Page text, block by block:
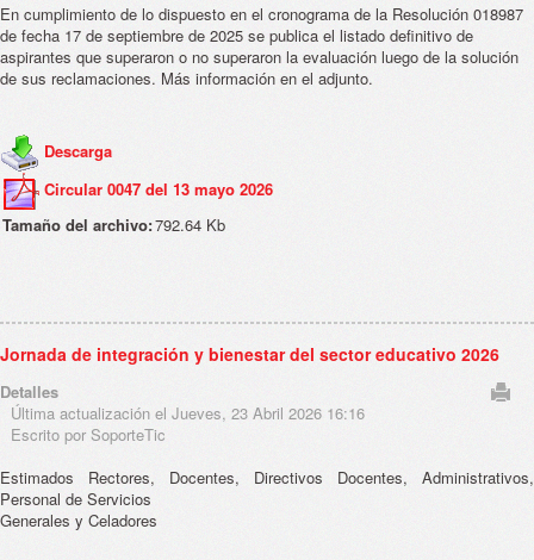
En cumplimiento de lo dispuesto en el cronograma de la Resolución 018987
de fecha 17 de septiembre de 2025 se publica el listado definitivo de
aspirantes que superaron o no superaron la evaluación luego de la solución
de sus reclamaciones. Más información en el adjunto.
Descarga
Circular 0047 del 13 mayo 2026
Tamaño del archivo:792.64 Kb
Jornada de integración y bienestar del sector educativo 2026
Detalles
Última actualización el Jueves, 23 Abril 2026 16:16
Escrito por SoporteTic
Estimados Rectores, Docentes, Directivos Docentes, Administrativos,
Personal de Servicios
Generales y Celadores